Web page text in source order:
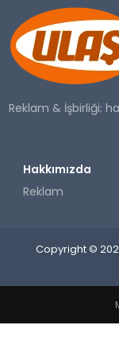
SAĞLIK
YAŞAM
Reklam & İşbirliği:
Hakkımızda
Reklam
Copyright ©